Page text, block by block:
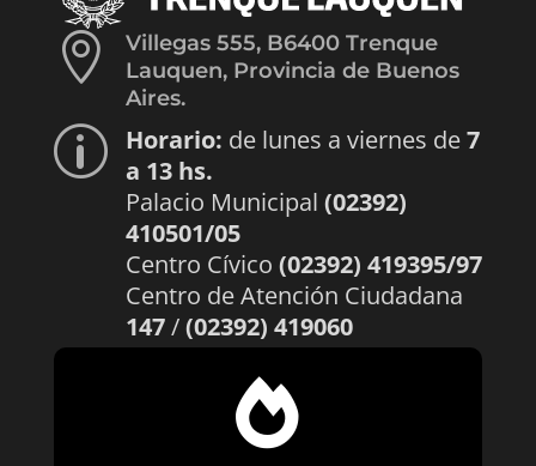

Villegas 555, B6400 Trenque
Lauquen, Provincia de Buenos
Aires.
p Horario: de lunes a viernes de7
a 13 hs.
Palacio Municipal (02392)
410501/05
Centro Cívico (02392) 419395/97
Centro de Atención Ciudadana
147/(02392) 419060
